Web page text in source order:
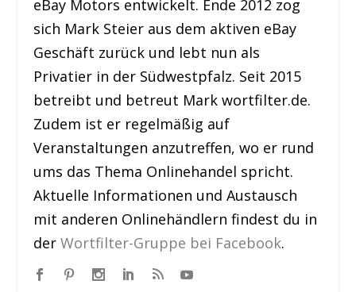
eBay Motors entwickelt. Ende 2012 zog
sich Mark Steier aus dem aktiven eBay
Geschäft zurück und lebt nun als
Privatier in der Südwestpfalz. Seit 2015
betreibt und betreut Mark wortfilter.de.
Zudem ist er regelmäßig auf
Veranstaltungen anzutreffen, wo er rund
ums das Thema Onlinehandel spricht.
Aktuelle Informationen und Austausch
mit anderen Onlinehändlern findest du in
derWortfilter-Gruppe bei Facebook.